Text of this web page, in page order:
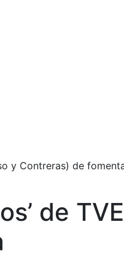
Contreras) de
de